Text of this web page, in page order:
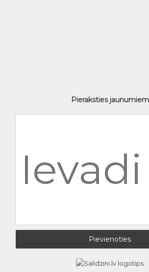
Pieraksties jaunumiem